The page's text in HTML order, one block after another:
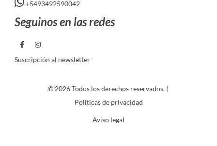
+5493492590042
Seguinos en las redes
Suscripción al newsletter
© 2026 Todos los derechos reservados. |
Politicas de privacidad
Aviso legal